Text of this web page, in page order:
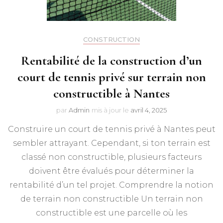
CONSTRUCTION
Rentabilité de la construction d’un
court de tennis privé sur terrain non
constructible à Nantes
par Admin mis à jour le avril 4, 2025
Construire un court de tennis privé à Nantes peut
sembler attrayant. Cependant, si ton terrain est
classé non constructible, plusieurs facteurs
doivent être évalués pour déterminer la
rentabilité d’un tel projet. Comprendre la notion
de terrain non constructible Un terrain non
constructible est une parcelle où les